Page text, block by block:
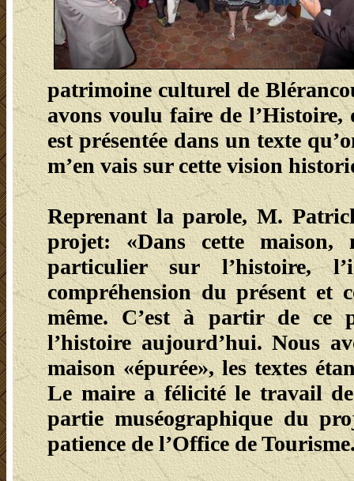
patrimoine culturel de
avons voulu faire de
est présentée dans un texte
m’en vais sur cette vision
Reprenant la parole, M.
projet: «Dans cette
particulier sur l’histoire,
compréhension du présent et
même. C’est à partir de ce
l’histoire aujourd’hui. Nous
maison «épurée», les textes
Le maire a félicité le travail de
partie muséographique du
patience de l’Office de